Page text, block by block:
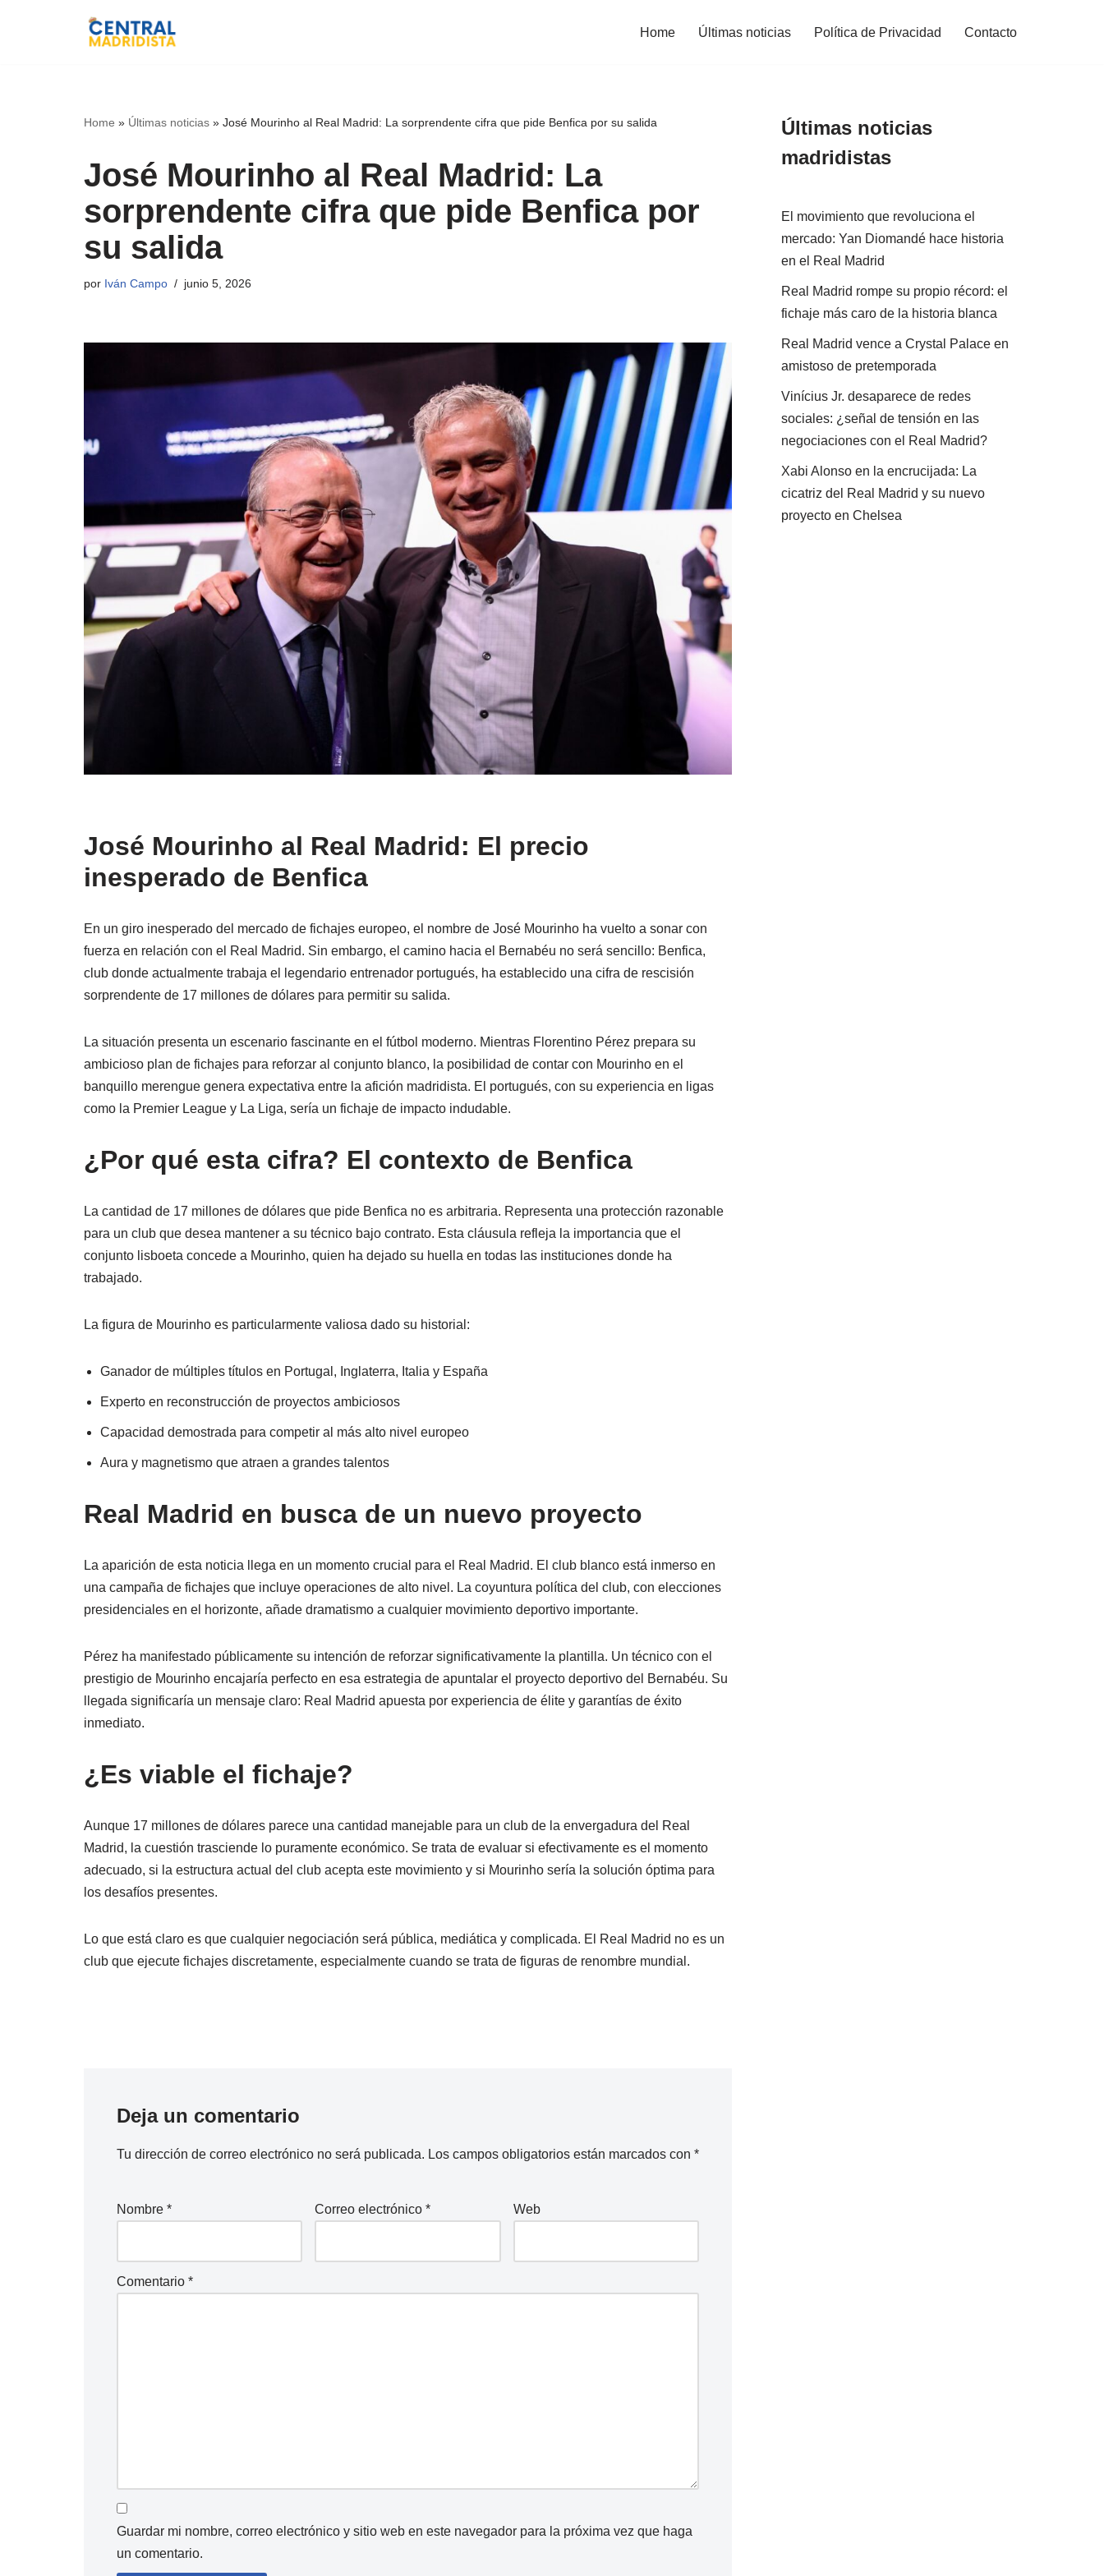
Home Últimas noticias Política de Privacidad Contacto
Home » Últimas noticias » José Mourinho al Real Madrid: La sorprendente cifra que pide Benfica por su salida
José Mourinho al Real Madrid: La
sorprendente cifra que pide Benfica por
su salida
por Iván Campo junio 5, 2026
José Mourinho al Real Madrid: El precio
inesperado de Benfica
En un giro inesperado del mercado de fichajes europeo, el nombre de José Mourinho ha vuelto a sonar con
fuerza en relación con el Real Madrid. Sin embargo, el camino hacia el Bernabéu no será sencillo: Benfica,
club donde actualmente trabaja el legendario entrenador portugués, ha establecido una cifra de rescisión
sorprendente de 17 millones de dólares para permitir su salida.
La situación presenta un escenario fascinante en el fútbol moderno. Mientras Florentino Pérez prepara su
ambicioso plan de fichajes para reforzar al conjunto blanco, la posibilidad de contar con Mourinho en el
banquillo merengue genera expectativa entre la afición madridista. El portugués, con su experiencia en ligas
como la Premier League y La Liga, sería un fichaje de impacto indudable.
¿Por qué esta cifra? El contexto de Benfica
La cantidad de 17 millones de dólares que pide Benfica no es arbitraria. Representa una protección razonable
para un club que desea mantener a su técnico bajo contrato. Esta cláusula refleja la importancia que el
conjunto lisboeta concede a Mourinho, quien ha dejado su huella en todas las instituciones donde ha
trabajado.
La figura de Mourinho es particularmente valiosa dado su historial:
Ganador de múltiples títulos en Portugal, Inglaterra, Italia y España
Experto en reconstrucción de proyectos ambiciosos
Capacidad demostrada para competir al más alto nivel europeo
Aura y magnetismo que atraen a grandes talentos
Real Madrid en busca de un nuevo proyecto
La aparición de esta noticia llega en un momento crucial para el Real Madrid. El club blanco está inmerso en
una campaña de fichajes que incluye operaciones de alto nivel. La coyuntura política del club, con elecciones
presidenciales en el horizonte, añade dramatismo a cualquier movimiento deportivo importante.
Pérez ha manifestado públicamente su intención de reforzar significativamente la plantilla. Un técnico con el
prestigio de Mourinho encajaría perfecto en esa estrategia de apuntalar el proyecto deportivo del Bernabéu. Su
llegada significaría un mensaje claro: Real Madrid apuesta por experiencia de élite y garantías de éxito
inmediato.
¿Es viable el fichaje?
Aunque 17 millones de dólares parece una cantidad manejable para un club de la envergadura del Real
Madrid, la cuestión trasciende lo puramente económico. Se trata de evaluar si efectivamente es el momento
adecuado, si la estructura actual del club acepta este movimiento y si Mourinho sería la solución óptima para
los desafíos presentes.
Lo que está claro es que cualquier negociación será pública, mediática y complicada. El Real Madrid no es un
club que ejecute fichajes discretamente, especialmente cuando se trata de figuras de renombre mundial.
Deja un comentario
Tu dirección de correo electrónico no será publicada. Los campos obligatorios están marcados con *
Nombre * Correo electrónico* Web
Comentario *
Guardar mi nombre, correo electrónico y sitio web en este navegador para la próxima vez que haga
un comentario.
Últimas noticias
madridistas
El movimiento que revoluciona el
mercado: Yan Diomandé hace historia
en el Real Madrid
Real Madrid rompe su propio récord: el
fichaje más caro de la historia blanca
Real Madrid vence a Crystal Palace en
amistoso de pretemporada
Vinícius Jr. desaparece de redes
sociales: ¿señal de tensión en las
negociaciones con el Real Madrid?
Xabi Alonso en la encrucijada: La
cicatriz del Real Madrid y su nuevo
proyecto en Chelsea